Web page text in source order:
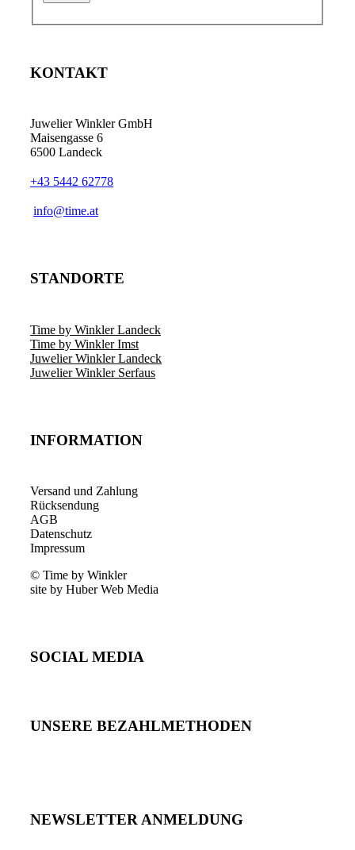
KONTAKT
Juwelier Winkler GmbH
Maisengasse 6
6500 Landeck
+43 5442 62778
info@time.at
STANDORTE
Time by Winkler Landeck
Time by Winkler Imst
Juwelier Winkler Landeck
Juwelier Winkler Serfaus
INFORMATION
Versand und Zahlung
Rücksendung
AGB
Datenschutz
Impressum
© Time by Winkler
site by Huber Web Media
SOCIAL MEDIA
UNSERE BEZAHLMETHODEN
NEWSLETTER ANMELDUNG